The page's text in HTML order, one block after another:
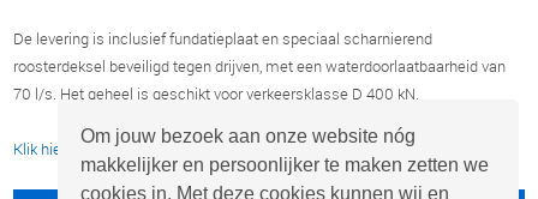
Om jouw bezoek aan onze website nóg
makkelijker en persoonlijker te maken zetten we
cookies in. Met deze cookies kunnen wij en
De levering is inclusief fundatieplaat en speciaal scharnierend
roosterdeksel beveiligd tegen drijven, met een waterdoorlaatbaarheid van
70 l/s. Het geheel is geschikt voor verkeersklasse D 400 kN.
Klik hier voor meer informatie over de Aquafix Plufix ontlastputten.